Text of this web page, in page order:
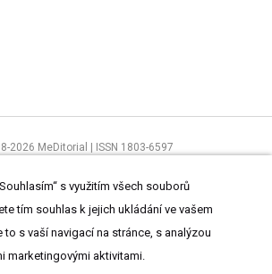
2026 MeDitorial | ISSN 1803-6597
aZásady zpracování osobních údajů
s využitím všech souborů
tím souhlas k jejich ukládání ve vašem
to s vaší navigací na stránce, s analýzou
marketingovými aktivitami.